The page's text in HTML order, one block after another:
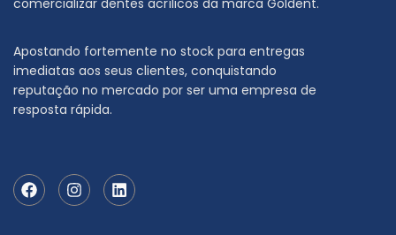
comercializar dentes acrílicos da marca Goldent.
Apostando fortemente no stock para entregas
imediatas aos seus clientes, conquistando
reputação no mercado por ser uma empresa de
resposta rápida.